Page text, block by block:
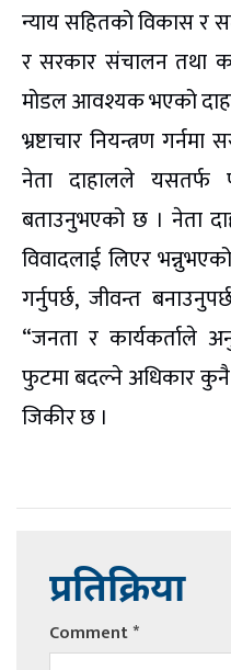
न्याय सहितको विकास
र सरकार संचालन तथा
मोडल आवश्यक भएको
भ्रष्टाचार नियन्त्रण
नेता दाहालले यसतर्फ
बताउनुभएको छ । नेता
विवादलाई लिएर
गर्नुपर्छ, जीवन्त
“जनता र कार्यकर्ताले
फुटमा बदल्ने अधिकार
जिकीर छ ।
प्रतिक्रिया
Comment*